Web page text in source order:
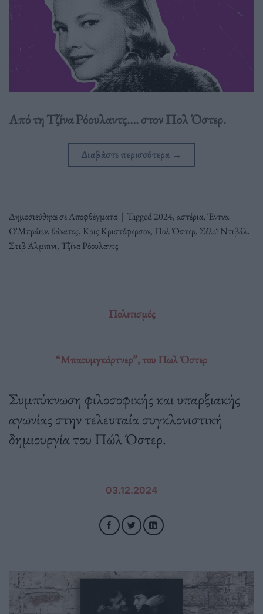
Aπό τη Τζίνα Ρόουλαντς…. στον Πολ Όστερ.
Διαβάστε περισσότερα →
Δημοσιεύθηκε σεΑποφθέγματα | Tagged2024,αστέρια,Έντνα
Ο'Μπράιεν, θάνατος, Κρις Κριστόφερσον, Πολ Όστερ, Σέλεϊ Ντιβάλ,
Στιβ Άλμπινι, Τζίνα Ρόουλαντς
Πολιτισμός
“Μπαουμγκάρτνερ”, του Πωλ Όστερ
Συμπύκνωση φιλοσοφικής και υπαρξιακής
αγωνίας στην τελευταία συγκλονιστική
δημιουργία του Πώλ Όστερ.
03.12.2024